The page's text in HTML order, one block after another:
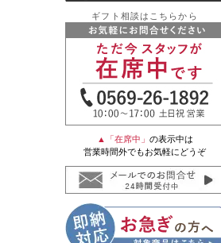
ギフト相談はこちらから
▲「在席中」 の表示中は
営業時間外でもお気軽にどうぞ